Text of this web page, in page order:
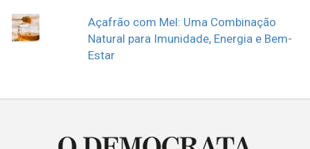
Açafrão com Mel: Uma Combinação
Natural para Imunidade, Energia e Bem-
Estar